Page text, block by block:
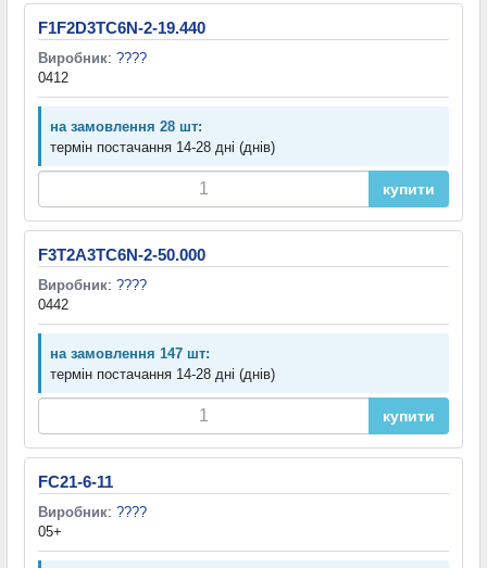
F1F2D3TC6N-2-19.440
Виробник: ????
0412
на замовлення 28 шт:
термін постачання 14-28 дні (днів)
купити
F3T2A3TC6N-2-50.000
Виробник: ????
0442
на замовлення 147 шт:
термін постачання 14-28 дні (днів)
купити
FC21-6-11
Виробник: ????
05+